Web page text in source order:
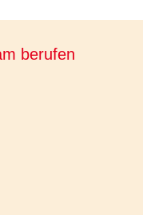
berufen